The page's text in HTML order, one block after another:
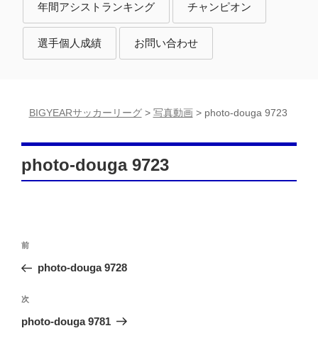
年間アシストランキング チャンピオン
選手個人成績 お問い合わせ
BIGYEARサッカーリーグ> 写真動画 > photo-douga 9723
photo-douga 9723
投
稿
ビ
ゲ
前
の
稿
前
photo-douga 9728
次
の
次
photo-douga 9781